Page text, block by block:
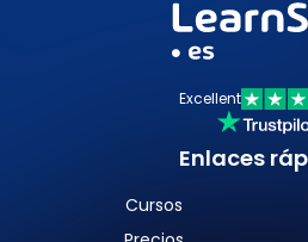
Excellent
Enlaces
Cursos